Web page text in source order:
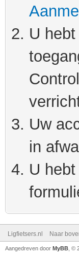
U
Uw
in
U
Ligfietsers.nl Naar
Aangedreven door MyBB , ©